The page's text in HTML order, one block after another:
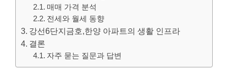
매매 가격 분석
전세와 월세 동향
강선6단지금호,한양 아파트의 생활 인프라
결론
자주 묻는 질문과 답변